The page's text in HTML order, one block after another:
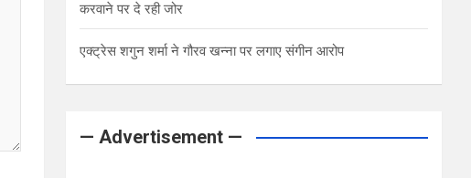
करवाने पर दे रही जोर
एक्ट्रेस शगुन शर्मा ने गौरव खन्ना पर लगाए संगीन आरोप
— Advertisement —